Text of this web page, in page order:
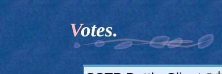
Votes.